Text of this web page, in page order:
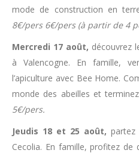
mode de construction en
8€/pers 6€/pers (à partir de 4
Mercredi 17 août, découvrez
à Valencogne. En famille,
l’apiculture avec Bee Home.
monde des abeilles et terminez
5€/pers.
Jeudis 18 et 25 août,
Cecolia. En famille, profitez de